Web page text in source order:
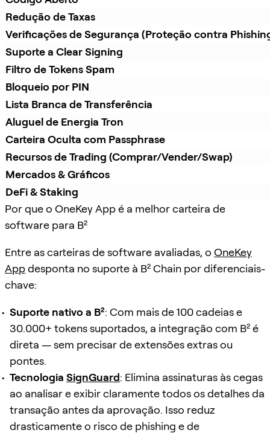
Redução de Taxas
Verificações de Segurança (Proteção contra
Suporte a Clear Signing
Filtro de Tokens Spam
Bloqueio por PIN
Lista Branca de Transferência
Aluguel de Energia Tron
Carteira Oculta com Passphrase
Recursos de Trading (Comprar/Vender/Swap)
Mercados & Gráficos
DeFi & Staking
Por que o OneKey App é a melhor carteira de
software para B²
Entre as carteiras de software avaliadas, o OneKey
Appdesponta no suporte à B² Chain por diferenciais-
chave:
Suporte nativo a B²: Com mais de 100 cadeias e
30.000+ tokens suportados, a integração com B² é
direta — sem precisar de extensões extras ou
pontes.
Tecnologia SignGuard: Elimina assinaturas às cegas
ao analisar e exibir claramente todos os detalhes da
transação antes da aprovação. Isso reduz
drasticamente o risco de phishing e de